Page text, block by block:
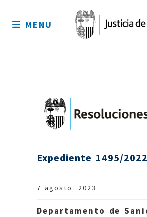
sitio
MENU
Expediente 1495/2022
7 agosto. 2023
Departamento de